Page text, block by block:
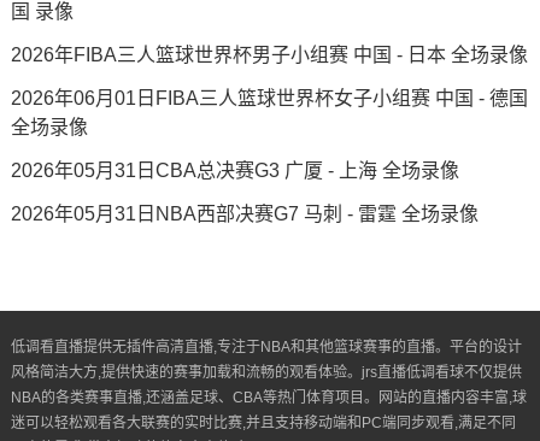
国 录像
2026年FIBA三人篮球世界杯男子小组赛 中国 - 日本 全场录像
2026年06月01日FIBA三人篮球世界杯女子小组赛 中国 - 德国
全场录像
2026年05月31日CBA总决赛G3 广厦 - 上海 全场录像
2026年05月31日NBA西部决赛G7 马刺 - 雷霆 全场录像
低调看直播提供无插件高清直播,专注于NBA和其他篮球赛事的直播。平台的设计
风格简洁大方,提供快速的赛事加载和流畅的观看体验。jrs直播低调看球不仅提供
NBA的各类赛事直播,还涵盖足球、CBA等热门体育项目。网站的直播内容丰富,球
迷可以轻松观看各大联赛的实时比赛,并且支持移动端和PC端同步观看,满足不同